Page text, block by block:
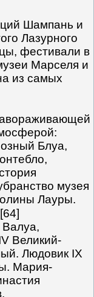
Шампань и
Лазурного
фестивали в
Марселя и
из самых
Блуа,
музея
Лауры.
[64]
Валуа,
Великий-
Людовик IX
Мария-